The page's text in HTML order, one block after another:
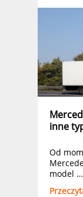
inne
Od
model …